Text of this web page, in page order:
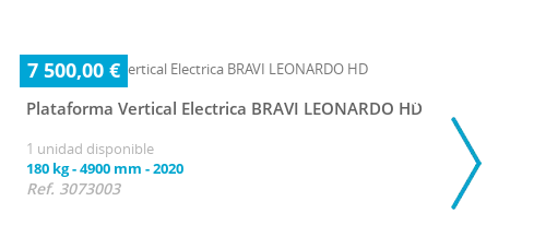
7 500,00 €
Plataforma Vertical Electrica BRAVI LEONARDO HD
1 unidad disponible
180 kg-4900 mm -2020
Ref. 3073003